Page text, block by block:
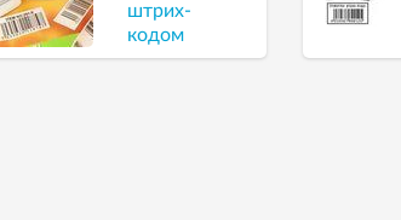
штрих-
кодом